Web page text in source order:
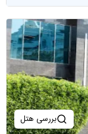
بررسی هتل